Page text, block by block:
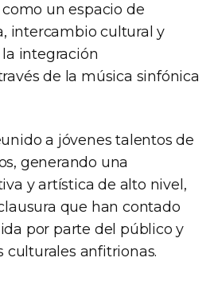
un espacio de
intercambio cultural y
integración
de la música sinfónica
a jóvenes talentos de
generando una
y artística de alto nivel,
que han contado
por parte del público y
culturales anfitrionas.